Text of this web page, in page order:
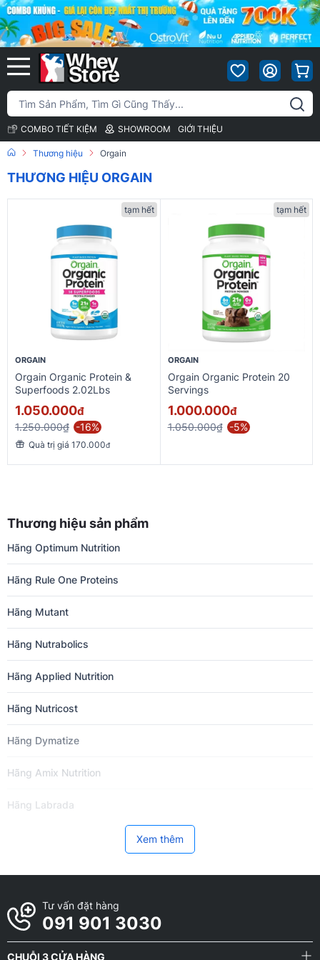
COMBO TIẾT KIỆM SHOWROOM GIỚI THIỆU
Thương hiệu Orgain
Thương hiệu sản phẩm
Hãng Optimum Nutrition
Hãng Rule One Proteins
Hãng Mutant
Hãng Nutrabolics
Hãng Applied Nutrition
Hãng Nutricost
Hãng Dymatize
Hãng Amix Nutrition
Hãng Labrada
Hãng VitaXtrong
Hãng BiotechUSA
Xem thêm
THƯƠNG HIỆU ORGAIN
tạm hết
ORGAIN
Orgain Organic Protein &
Superfoods 2.02Lbs
1.050.000đ
1.250.000₫ -16%
Quà trị giá 170.000đ
tạm hết
ORGAIN
Orgain Organic Protein 20
Servings
1.000.000đ
1.050.000₫ -5%
Tư vấn đặt hàng
091 901 3030
CHUỖI 3 CỬA HÀNG